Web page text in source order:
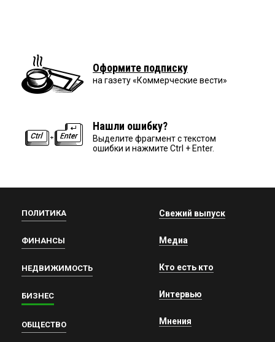
Оформите подписку
на газету «Коммерческие вести»
Нашли ошибку?
Выделите фрагмент с текстом
ошибки и нажмите Ctrl + Enter.
ПОЛИТИКА
ФИНАНСЫ
НЕДВИЖИМОСТЬ
БИЗНЕС
ОБЩЕСТВО
Свежий выпуск
Медиа
Кто есть кто
Интервью
Мнения